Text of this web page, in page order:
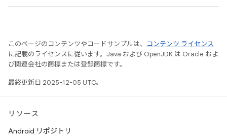
このページのコンテンツやコードサンプルは、
コンテンツ ライセンス
に記載のライセンスに従います。Java および OpenJDK は Oracle およ
び関連会社の商標または登録商標です。
最終更新日 2025-12-05 UTC。
リソース
Android リポジトリ